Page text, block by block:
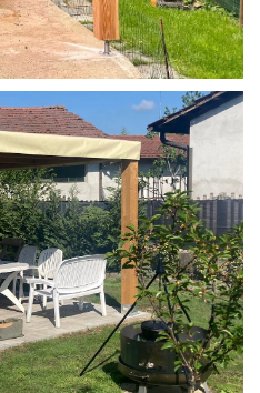
INCASTRI